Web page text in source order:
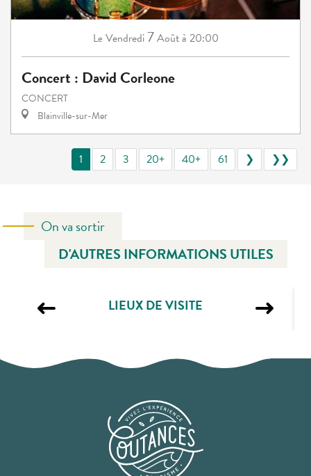
Le Vendredi7Aoûtà 20:00
Concert : David Corleone
CONCERT
Blainville-sur-Mer
1 2 3 20+ 40+ 61 ❯ ❯❯
On va sortir
D'AUTRES INFORMATIONS UTILES
LIEUX DE VISITE